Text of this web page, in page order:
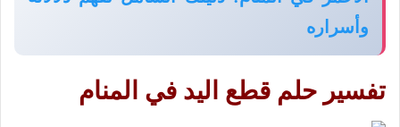
وأسراره
تفسير حلم قطع اليد في المنام